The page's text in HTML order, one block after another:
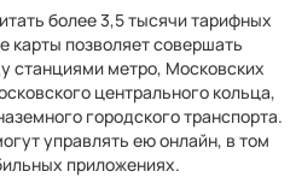
более 3,5 тысячи тарифных
карты позволяет совершать
станциями метро, Московских
центрального кольца,
городского транспорта.
управлять ею онлайн, в том
приложениях.